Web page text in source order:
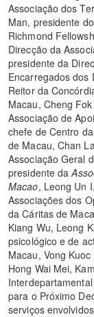
Associação dos
Man, presidente
Richmond
Direcção da
presidente da
Encarregados dos
Reitor da
Macau, Cheng
Associação de
chefe de Centro
de Macau, Chan
Associação Geral
presidente da
Macao, Leong Un
Associações dos
da Cáritas de
Kiang Wu, Leong
psicológico e de
Macau, Vong
Hong Wai Mei,
para o Próximo
serviços